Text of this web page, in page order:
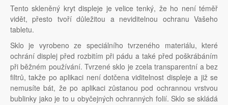
Tento skleněný kryt displeje je velice tenký, že ho není téměř
vidět, přesto tvoří důležitou a neviditelnou ochranu Vašeho
tabletu.
Sklo je vyrobeno ze speciálního tvrzeného materiálu, které
ochrání displej před rozbitím při pádu a také před poškrábáním
při běžném používání. Tvrzené sklo je zcela transparentní a bez
filtrů, takže po aplikaci není dotčena viditelnost displeje a již se
nemusíte bát, že po aplikaci zůstanou pod ochrannou vrstvou
bublinky jako je to u obyčejných ochranných folií. Sklo se skládá